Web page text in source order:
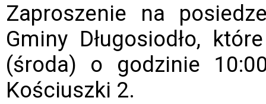
Zaproszenie na
Gminy Długosiodło,
(środa) o godzinie
Kościuszki 2.